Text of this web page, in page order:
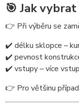
🎯 Jak
👉 Při výběru se
✔️ délku sklopce –
✔️ pevnost
✔️ vstupy – více
👉 Pro většinu